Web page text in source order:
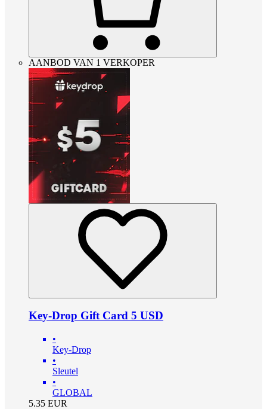
AANBOD VAN 1 VERKOPER
Key-Drop Gift Card 5 USD
•
Key-Drop
•
Sleutel
•
GLOBAL
5.35 EUR